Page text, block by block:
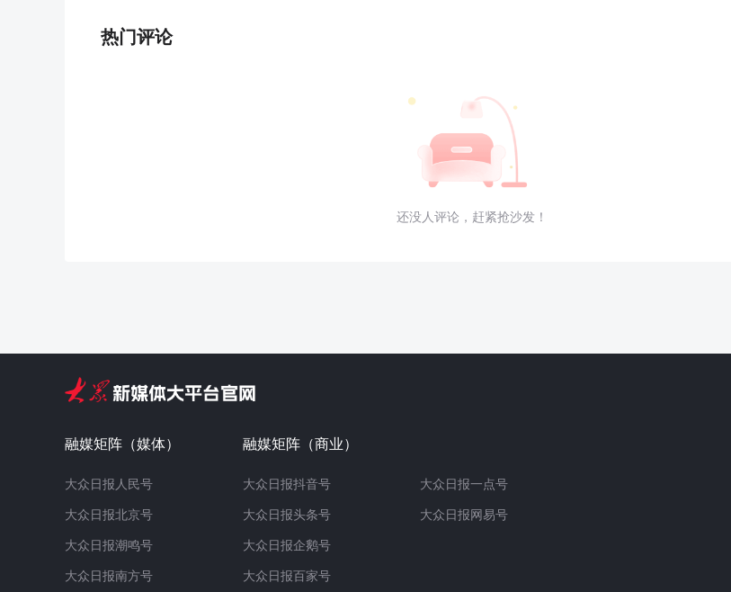
热门评论
还没人评论，赶紧抢沙发！
融媒矩阵（媒体）
大众日报人民号
大众日报北京号
大众日报潮鸣号
大众日报南方号
融媒矩阵（商业）
大众日报抖音号
大众日报头条号
大众日报企鹅号
大众日报百家号
大众日报一点号
大众日报网易号